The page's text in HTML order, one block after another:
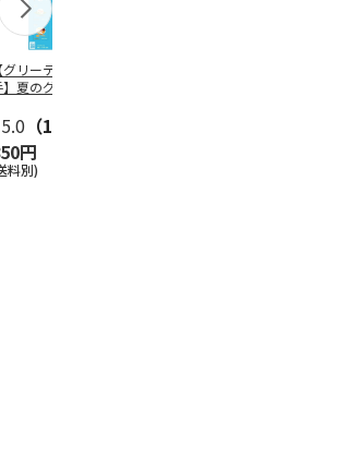
【グリーティング切
】夏のグリーティ
5.0 （10）
円
料別)